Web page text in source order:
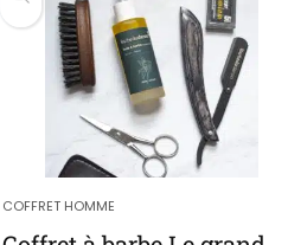
COFFRET HOMME